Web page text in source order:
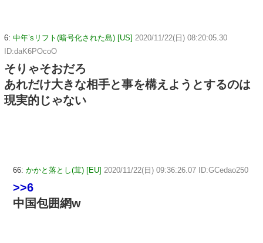
6: 中年’sリフト(暗号化された島) [US] 2020/11/22(日) 08:20:05.30
ID:daK6POcoO
そりゃそおだろ
あれだけ大きな相手と事を構えようとするのは
現実的じゃない
66: かかと落とし(茸) [EU] 2020/11/22(日) 09:36:26.07 ID:GCedao250
>>6
中国包囲網w